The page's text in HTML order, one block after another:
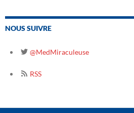
NOUS SUIVRE
@MedMiraculeuse
RSS